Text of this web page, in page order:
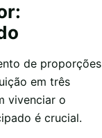
de proporções
em três
vivenciar o
é crucial.